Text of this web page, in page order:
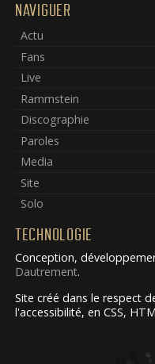
NAVIGUER
Actu
Fans
Live
Rammstein
Discographie
Paroles
Media
Site
Solo
TECHNOLOGIE
Conception,
Dautrement.
Site créé dans le respect
l'accessibilité, en CSS,